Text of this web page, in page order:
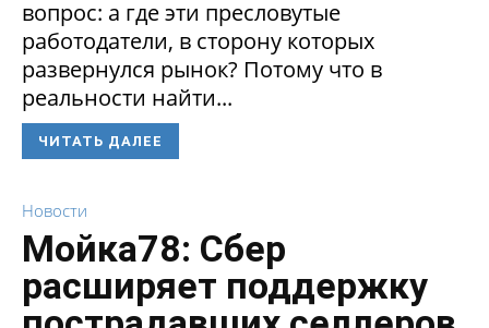
вопрос: а где эти пресловутые
работодатели, в сторону которых
развернулся рынок? Потому что в
реальности найти...
ЧИТАТЬ ДАЛЕЕ
Новости
Мойка78: Сбер
расширяет поддержку